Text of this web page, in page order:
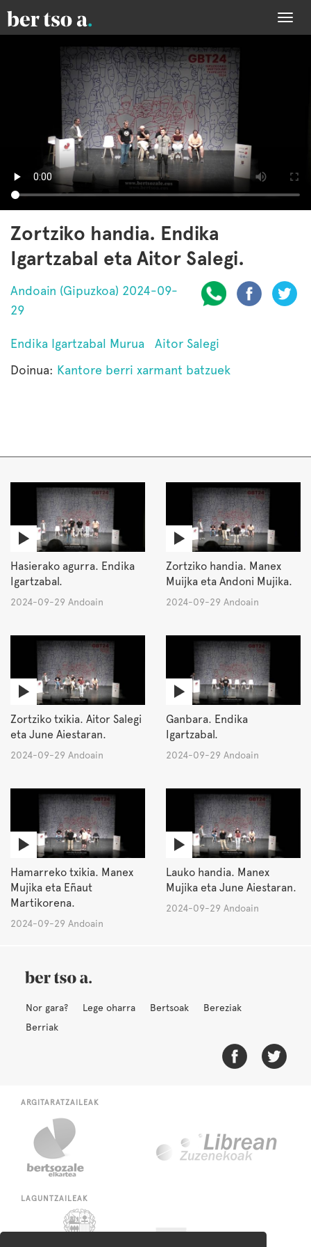
Zortziko handia. Endika
Igartzabal eta Aitor Salegi.
Andoain (Gipuzkoa) 2024-09-
29
Endika Igartzabal Murua
Aitor Salegi
Doinua: Kantore berri xarmant batzuek
Hasierako agurra. Endika
Igartzabal.
2024-09-29 Andoain
Zortziko handia. Manex
Muijka eta Andoni Mujika.
2024-09-29 Andoain
Zortziko txikia. Aitor Salegi
eta June Aiestaran.
2024-09-29 Andoain
Ganbara. Endika
Igartzabal.
2024-09-29 Andoain
Hamarreko txikia. Manex
Mujika eta Eñaut
Martikorena.
2024-09-29 Andoain
Lauko handia. Manex
Mujika eta June Aiestaran.
2024-09-29 Andoain
Nor gara? Lege oharra Bertsoak
Bereziak
Berriak
ARGITARATZAILEAK
LAGUNTZAILEAK